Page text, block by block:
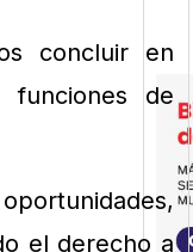
concluir en
funciones de
el derecho a